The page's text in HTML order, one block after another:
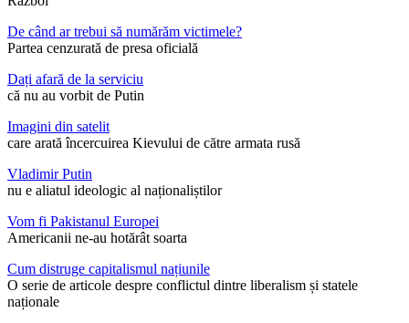
De când ar trebui să numărăm victimele?
Partea cenzurată de presa oficială
Dați afară de la serviciu
că nu au vorbit de Putin
Imagini din satelit
care arată încercuirea Kievului de către armata rusă
Vladimir Putin
nu e aliatul ideologic al naționaliștilor
Vom fi Pakistanul Europei
Americanii ne-au hotărât soarta
Cum distruge capitalismul națiunile
O serie de articole despre conflictul dintre liberalism și statele
naționale